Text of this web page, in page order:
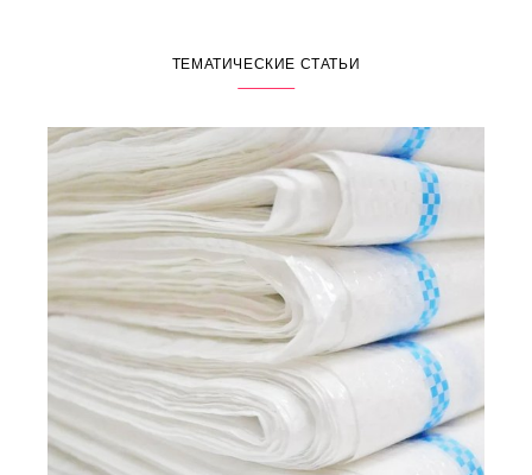
ТЕМАТИЧЕСКИЕ СТАТЬИ